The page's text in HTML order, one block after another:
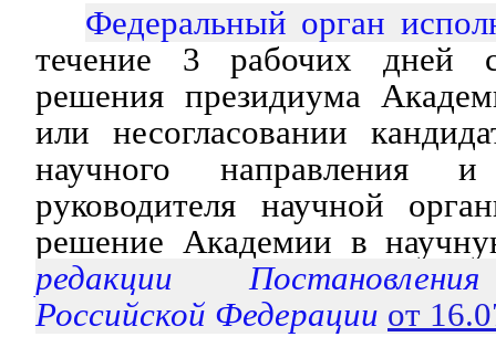
Федеральный орган
течение 3 рабочих дней
решения президиума
или несогласовании
научного направления
руководителя научной
решение Академии в
редакции
Российской Федерации от